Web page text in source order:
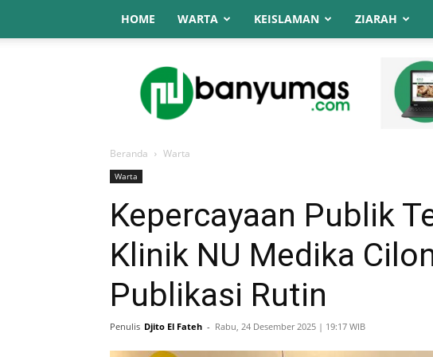
HOME WARTA KEISLAMAN ZIARAH
NU
Online
Banyumas
Beranda Warta
Warta
Kepercayaan Publik
Klinik NU Medika
Publikasi Rutin
Penulis Djito El Fateh - Rabu, 24 Desember 2025 | 19:17 WIB